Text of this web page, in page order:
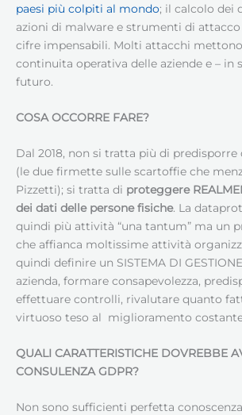
paesi più colpiti al mondo; il calcolo dei
azioni di malware e strumenti di attacco
cifre impensabili. Molti attacchi
continuita operativa delle aziende e – in
futuro.
COSA OCCORRE FARE?
Dal 2018, non si tratta più di
(le due firmette sulle scartoffie che
Pizzetti); si tratta di proteggere
dei dati delle persone fisiche. La
quindi più attività “una tantum” ma un
che affianca moltissime attività
quindi definire un SISTEMA DI
azienda, formare consapevolezza,
effettuare controlli, rivalutare quanto
virtuoso teso al miglioramento
QUALI CARATTERISTICHE DOVREBBE
CONSULENZA GDPR?
Non sono sufficienti perfetta